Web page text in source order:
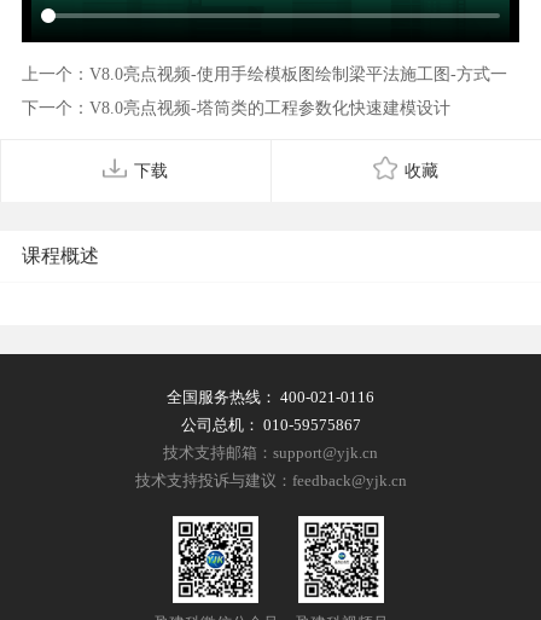
上一个：V8.0亮点视频-使用手绘模板图绘制梁平法施工图-方式一
下一个：V8.0亮点视频-塔筒类的工程参数化快速建模设计
下载 收藏
课程概述
全国服务热线： 400-021-0116
公司总机： 010-59575867
技术支持邮箱：support@yjk.cn
技术支持投诉与建议：feedback@yjk.cn